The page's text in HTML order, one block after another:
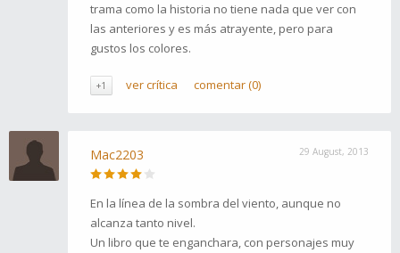
trama como la historia no tiene nada que ver con
las anteriores y es más atrayente, pero para
gustos los colores.
+1 ver crítica comentar (0)
Mac2203 29 August, 2013
En la línea de la sombra del viento, aunque no
alcanza tanto nivel.
Un libro que te enganchara, con personajes muy